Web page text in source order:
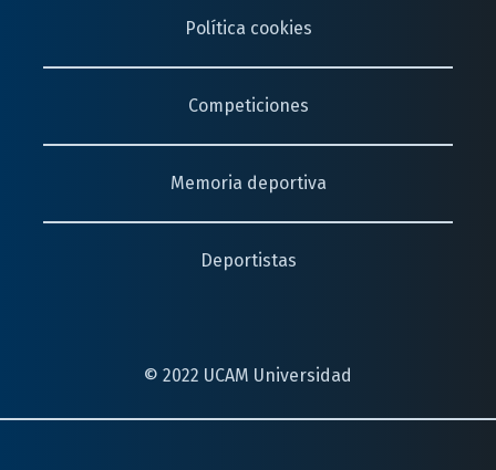
Política cookies
Competiciones
Memoria deportiva
Deportistas
© 2022 UCAM Universidad